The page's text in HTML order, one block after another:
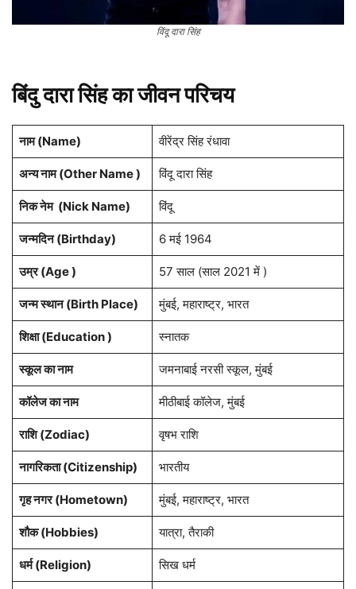
विंदू दारा सिंह
बिंदु दारा सिंह का जीवन परिचय
नाम (Name) वीरेंद्र सिंह रंधावा
अन्य नाम (Other Name ) विंदू दारा सिंह
निक नेम (Nick Name) विंदू
जन्मदिन (Birthday) 6 मई 1964
उम्र (Age ) 57 साल (साल 2021 में )
जन्म स्थान (Birth Place) मुंबई, महाराष्ट्र, भारत
शिक्षा (Education ) स्नातक
स्कूल का नाम जमनाबाई नरसी स्कूल, मुंबई
कॉलेज का नाम मीठीबाई कॉलेज, मुंबई
राशि(Zodiac) वृषभ राशि
नागरिकता(Citizenship) भारतीय
गृह नगर(Hometown) मुंबई, महाराष्ट्र, भारत
शौक (Hobbies) यात्रा, तैराकी
धर्म (Religion) सिख धर्म